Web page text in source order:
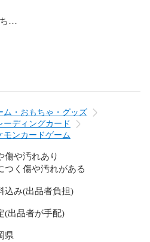
ム・おもちゃ・グッズ
ーディングカード
モンカードゲーム
傷や汚れあり
つく傷や汚れがある
込み(出品者負担)
(出品者が手配)
県